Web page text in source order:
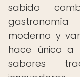
sabido
moderno y
hace único a
sabores